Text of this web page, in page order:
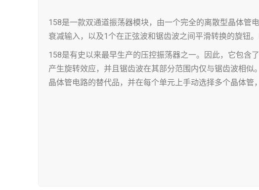
158是一款双通道振荡器模块，由一个完全的离散型晶体管
衰减输入，以及1个在正弦波和锯齿波之间平滑转换的旋钮
158是有史以来最早生产的压控振荡器之一。因此，它包含
产生旋转效应，并且锯齿波在其部分范围内仅与锯齿波相
晶体管电路的替代品，并在每个单元上手动选择多个晶体管